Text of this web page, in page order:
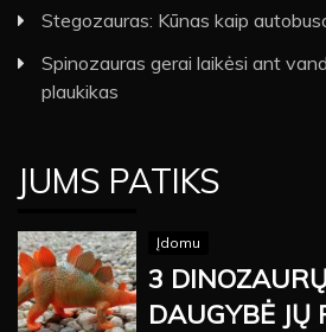
Stegozauras: Kūnas kaip
Spinozauras gerai laikėsi ant
plaukikas
JUMS PATIKS
Įdomu
3
DAUGYBĖ JŲ